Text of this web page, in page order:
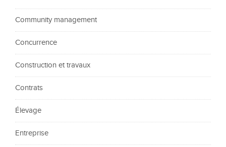
Community management
Concurrence
Construction et travaux
Contrats
Élevage
Entreprise